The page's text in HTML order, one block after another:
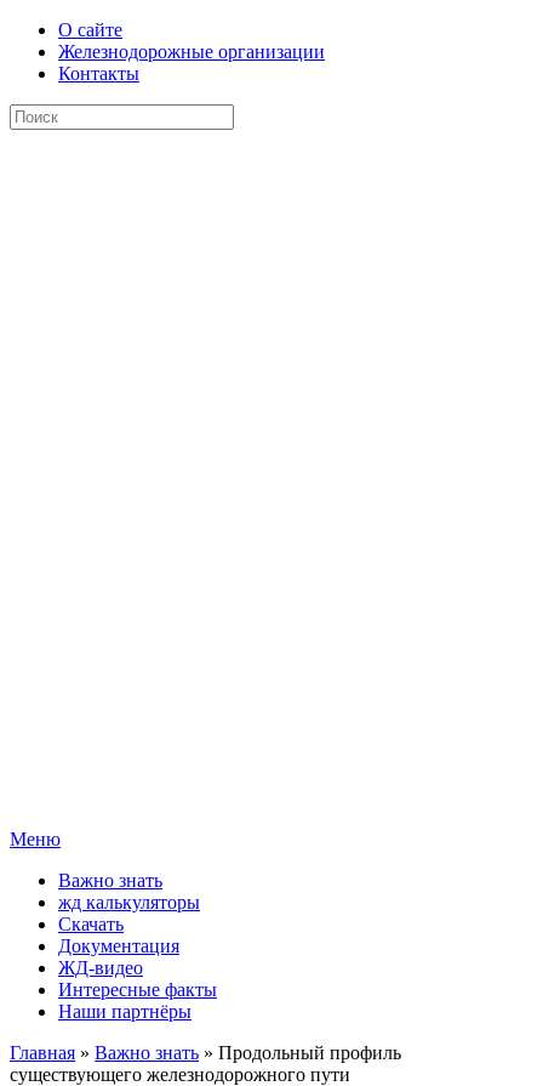
О сайте
Железнодорожные организации
Контакты
Меню
Важно знать
жд калькуляторы
Скачать
Документация
ЖД-видео
Интересные факты
Наши партнёры
Главная » Важно знать » Продольный профиль
существующего железнодорожного пути